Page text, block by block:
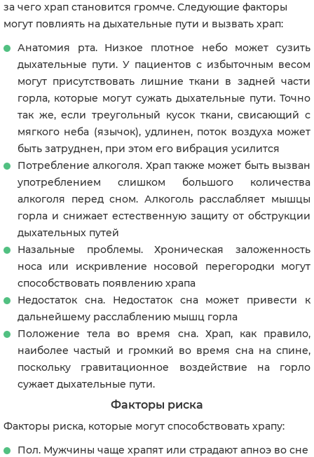
за чего храп становится громче. Следующие факторы
могут повлиять на дыхательные пути и вызвать храп:
Анатомия рта. Низкое плотное небо может сузить
дыхательные пути. У пациентов с избыточным весом
могут присутствовать лишние ткани в задней части
горла, которые могут сужать дыхательные пути. Точно
так же, если треугольный кусок ткани, свисающий с
мягкого неба (язычок), удлинен, поток воздуха может
быть затруднен, при этом его вибрация усилится
Потребление алкоголя. Храп также может быть вызван
употреблением слишком большого количества
алкоголя перед сном. Алкоголь расслабляет мышцы
горла и снижает естественную защиту от обструкции
дыхательных путей
Назальные проблемы. Хроническая заложенность
носа или искривление носовой перегородки могут
способствовать появлению храпа
Недостаток сна. Недостаток сна может привести к
дальнейшему расслаблению мышц горла
Положение тела во время сна. Храп, как правило,
наиболее частый и громкий во время сна на спине,
поскольку гравитационное воздействие на горло
сужает дыхательные пути.
Факторы риска
Факторы риска, которые могут способствовать храпу:
Пол. Мужчины чаще храпят или страдают апноэ во сне